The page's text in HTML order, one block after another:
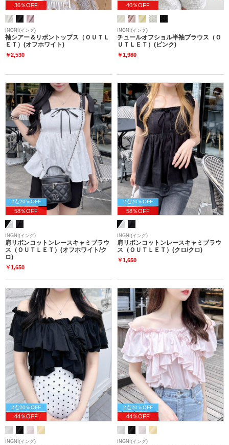
36％OFF
INGNI(イング)
袖シアー＆リボントップス（ＯＵＴＬ
ＥＴ）(オフホワイト)
￥2,530
40％OFF
INGNI(イング)
チュールオフショル半袖ブラウス（Ｏ
ＵＴＬＥＴ）(ピンク)
￥1,980
2点20％OFF
58％OFF
INGNI(イング)
肩リボンコットンレースキャミブラウ
ス（ＯＵＴＬＥＴ）(オフホワイト/ク
ロ)
￥1,650
2点20％OFF
58％OFF
INGNI(イング)
肩リボンコットンレースキャミブラウ
ス（ＯＵＴＬＥＴ）(クロ/クロ)
￥1,650
2点20％OFF
44％OFF
INGNI(イング)
2点20％OFF
44％OFF
INGNI(イング)